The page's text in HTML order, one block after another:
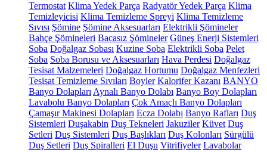
Termostat Klima Yedek Parça Radyatör Yedek Parça Klima
Temizleyicisi Klima Temizleme Spreyi Klima Temizleme
Sıvısı Şömine Şömine Aksesuarları Elektrikli Şömineler
Bahçe Şömineleri Bacasız Şömineler Güneş Enerji Sistemleri
Soba Doğalgaz Sobası Kuzine Soba Elektrikli Soba Pelet
Soba Soba Borusu ve Aksesuarları Hava Perdesi Doğalgaz
Tesisat Malzemeleri Doğalgaz Hortumu Doğalgaz Menfezleri
Tesisat Temizleme Sıvıları Boyler Kalorifer Kazanı BANYO
Banyo Dolapları Aynalı Banyo Dolabı Banyo Boy Dolapları
Lavabolu Banyo Dolapları Çok Amaçlı Banyo Dolapları
Çamaşır Makinesi Dolapları Ecza Dolabı Banyo Rafları Duş
Sistemleri Duşakabin Duş Tekneleri Jakuziler Küvet Duş
Setleri Duş Sistemleri Duş Başlıkları Duş Kolonları Sürgülü
Duş Setleri Duş Spiralleri El Duşu Vitrifiyeler Lavabolar